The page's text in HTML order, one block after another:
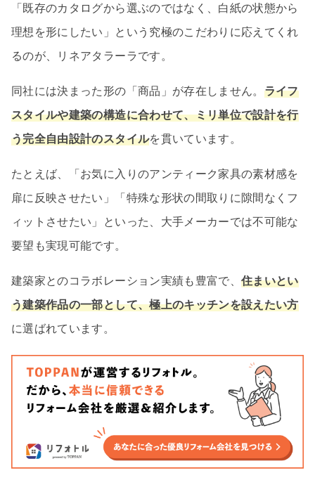
「既存のカタログから選ぶのではなく、白紙の状態から
理想を形にしたい」という究極のこだわりに応えてくれ
るのが、リネアタラーラです。
同社には決まった形の「商品」が存在しません。 ライフ
スタイルや建築の構造に合わせて、ミリ単位で設計を行
う完全自由設計のスタイルを貫いています。
たとえば、「お気に入りのアンティーク家具の素材感を
扉に反映させたい」「特殊な形状の間取りに隙間なくフ
ィットさせたい」といった、大手メーカーでは不可能な
要望も実現可能です。
建築家とのコラボレーション実績も豊富で、住まいとい
う建築作品の一部として、極上のキッチンを設えたい方
に選ばれています。